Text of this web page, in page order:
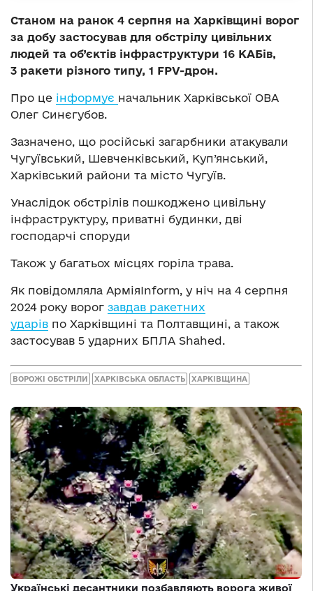
Станом на ранок 4 серпня на Харківщині ворог
за добу застосував для обстрілу цивільних
людей та об’єктів інфраструктури 16 КАБів,
3 ракети різного типу, 1 FPV-дрон.
Про це інформує начальник Харківської ОВА
Олег Синєгубов.
Зазначено, що російські загарбники атакували
Чугуївський, Шевченківський, Куп’янський,
Харківський райони та місто Чугуїв.
Унаслідок обстрілів пошкоджено цивільну
інфраструктуру, приватні будинки, дві
господарчі споруди
Також у багатьох місцях горіла трава.
Як повідомляла АрміяInform, у ніч на 4 серпня
2024 року ворог завдав ракетних
ударів по Харківщині та Полтавщині, а також
застосував 5 ударних БПЛА Shahed.
ВОРОЖІ ОБСТРІЛИ ХАРКІВСЬКА ОБЛАСТЬ ХАРКІВЩИНА
Українські десантники позбавляють ворога живої